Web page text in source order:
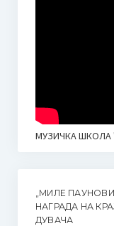
МУЗИЧКА ШКОЛА
„МИЛЕ
НАГРАДА НА
ДУВАЧА